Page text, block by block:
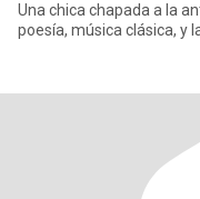
Una chica chapada a la
poesía, música clásica, y